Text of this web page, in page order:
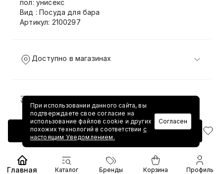
Добавить в корзину
пол: унисекс
Вид : Посуда для бара
Артикул: 2100297
Доступно в магазинах
Доставка и возврат
При использовании данного сайта, вы
подтверждаете свое согласие на
использование файлов cookie и других
похожих технологий в соответствии с
настоящим Уведомлением.
Согласен
Главная Каталог Бренды Корзина Профиль